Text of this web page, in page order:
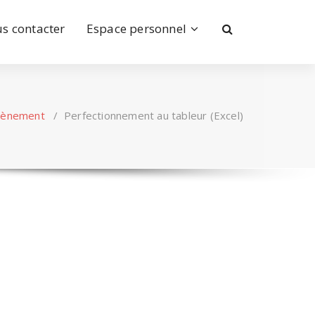
contacter Espace personnel
/ Perfectionnement au tableur (Excel)